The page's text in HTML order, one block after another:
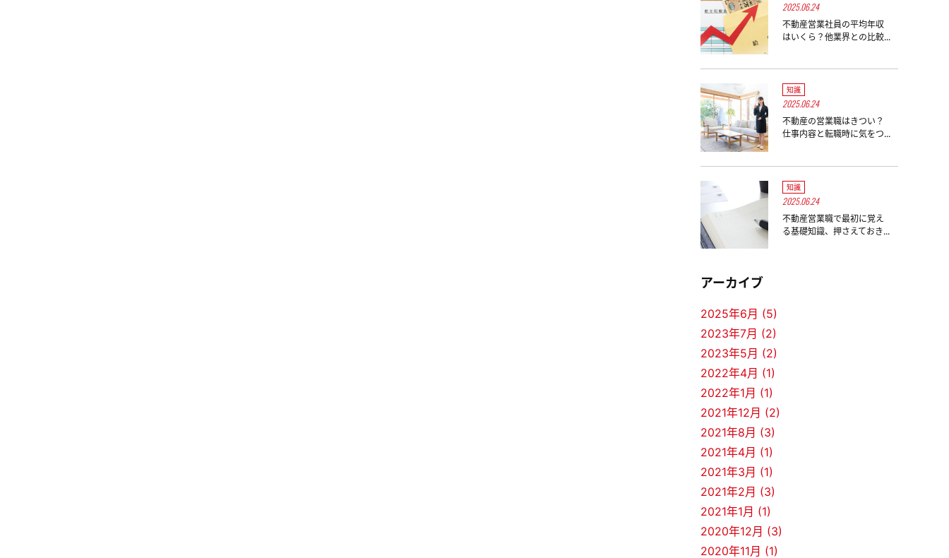
2025.06.24
不動産営業社員の平均年収
はいくら？他業界との比較...
知識
2025.06.24
不動産の営業職はきつい？
仕事内容と転職時に気をつ...
知識
2025.06.24
不動産営業職で最初に覚え
る基礎知識、押さえておき...
アーカイブ
2025年6月 (5)
2023年7月 (2)
2023年5月 (2)
2022年4月 (1)
2022年1月 (1)
2021年12月 (2)
2021年8月 (3)
2021年4月 (1)
2021年3月 (1)
2021年2月 (3)
2021年1月 (1)
2020年12月 (3)
2020年11月 (1)